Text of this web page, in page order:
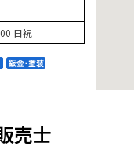
日祝
売士